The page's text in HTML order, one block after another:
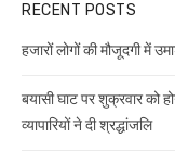
RECENT POSTS
हजारों लोगों की मौजूदगी में
बयासी घाट पर शुक्रवार को
व्यापारियों ने दी श्रद्धांजलि